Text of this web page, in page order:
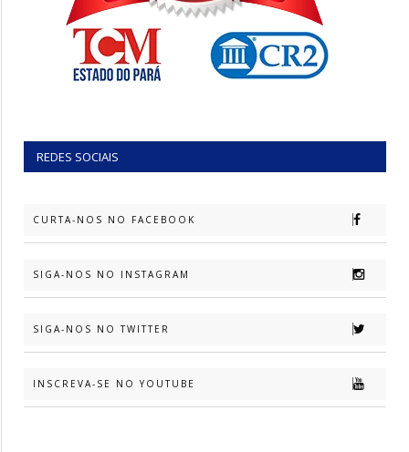
REDES SOCIAIS
CURTA-NOS NO FACEBOOK
SIGA-NOS NO INSTAGRAM
SIGA-NOS NO TWITTER
INSCREVA-SE NO YOUTUBE